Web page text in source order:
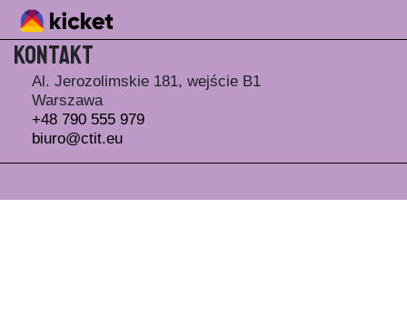
Kontakt
Al. Jerozolimskie 181, wejście B1
Warszawa
+48 790 555 979
biuro@ctit.eu